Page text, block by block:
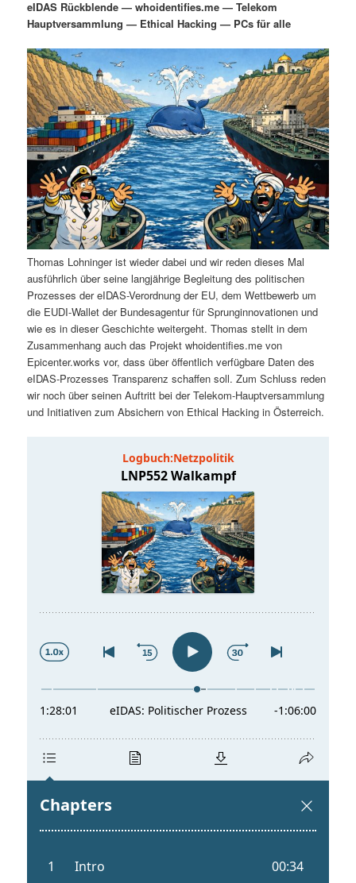
m
ä
r
e
n
I
n
h
a
l
t
s
n
u
n
d
ä
r
e
n
I
n
h
a
g
n
s
n
a
v
i
g
a
t
i
o
n
eIDAS Rückblende — whoidentifies.me — Telekom
Hauptversammlung — Ethical Hacking — PCs für alle
Thomas Lohninger ist wieder dabei und wir reden dieses Mal
ausführlich über seine langjährige Begleitung des politischen
Prozesses der eIDAS-Verordnung der EU, dem Wettbewerb um
die EUDI-Wallet der Bundesagentur für Sprunginnovationen und
wie es in dieser Geschichte weitergeht. Thomas stellt in dem
Zusammenhang auch das Projekt whoidentifies.me von
Epicenter.works vor, dass über öffentlich verfügbare Daten des
eIDAS-Prozesses Transparenz schaffen soll. Zum Schluss reden
wir noch über seinen Auftritt bei der Telekom-Hauptversammlung
und Initiativen zum Absichern von Ethical Hacking in Österreich.